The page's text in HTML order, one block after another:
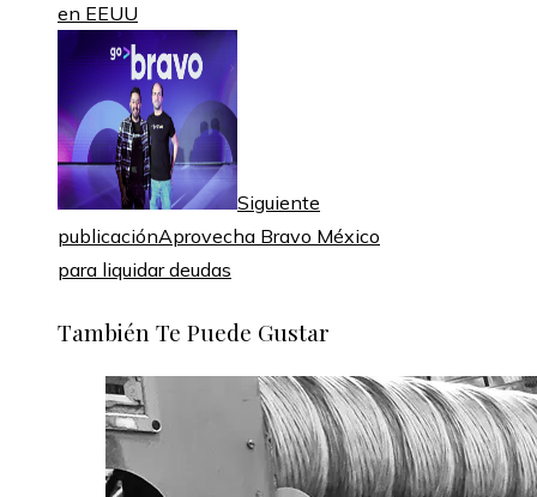
en EEUU
Siguiente
publicaciónAprovecha Bravo México
para liquidar deudas
También Te Puede Gustar